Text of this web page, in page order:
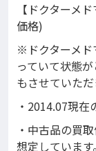
【ドクターメ
価格)
※ドクターメド
っていて状態
もさせていただ
・2014.07現在
・中古品の買
想定しています。